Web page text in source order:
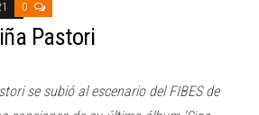
0
Pastori
se subió al escenario del FIBES de